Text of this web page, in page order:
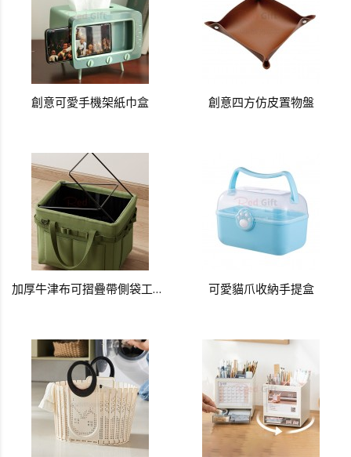
創意可愛手機架紙巾盒 創意四方仿皮置物盤
加厚牛津布可摺疊帶側袋工具收納袋 可愛貓爪收納手提盒